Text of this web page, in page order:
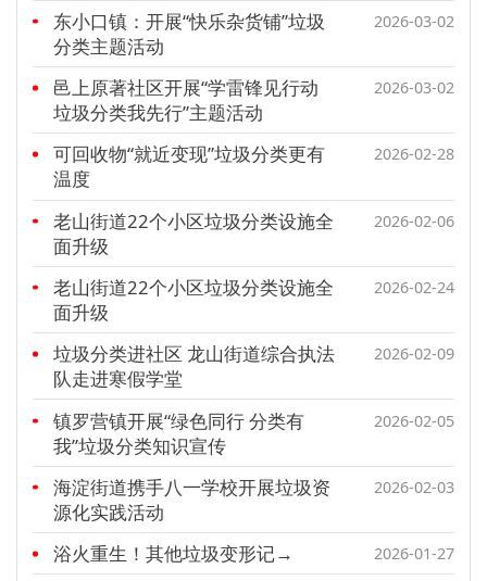
东小口镇：开展“快乐杂货铺”垃圾
分类主题活动
2026-03-02
邑上原著社区开展“学雷锋见行动
垃圾分类我先行”主题活动
2026-03-02
可回收物“就近变现”垃圾分类更有
温度
2026-02-28
老山街道22个小区垃圾分类设施全
面升级
2026-02-06
老山街道22个小区垃圾分类设施全
面升级
2026-02-24
垃圾分类进社区 龙山街道综合执法
队走进寒假学堂
2026-02-09
镇罗营镇开展“绿色同行 分类有
我”垃圾分类知识宣传
2026-02-05
海淀街道携手八一学校开展垃圾资
源化实践活动
2026-02-03
浴火重生！其他垃圾变形记→ 2026-01-27